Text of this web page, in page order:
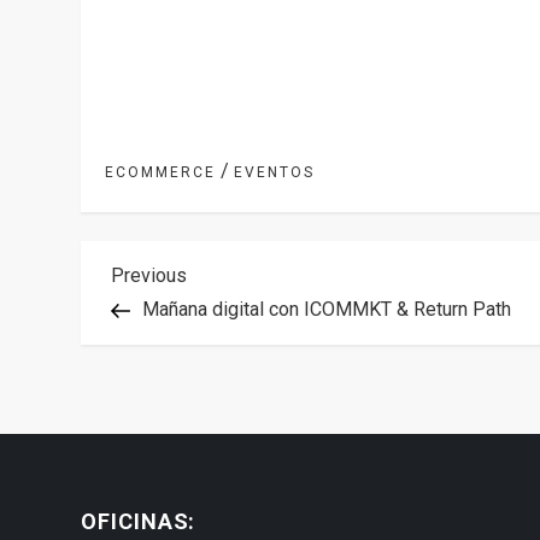
ECOMMERCE /EVENTOS
N
g
Previous
Post
Previous
Mañana digital con ICOMMKT & Return Path
OFICINAS: